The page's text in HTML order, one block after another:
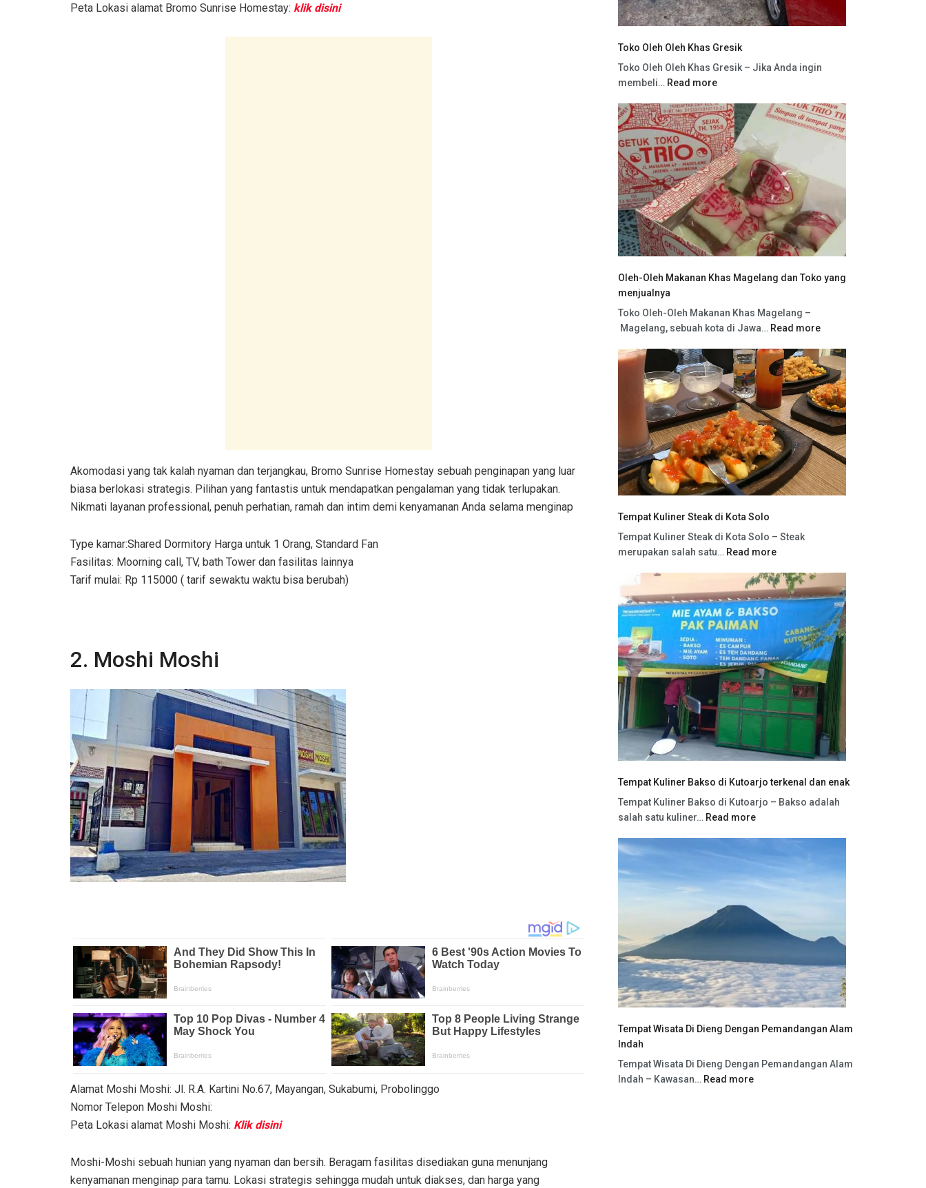
Peta Lokasi alamat Bromo Sunrise Homestay: klik disini
Akomodasi yang tak kalah nyaman dan terjangkau, Bromo Sunrise Homestay sebuah penginapan yang luar
biasa berlokasi strategis. Pilihan yang fantastis untuk mendapatkan pengalaman yang tidak terlupakan.
Nikmati layanan professional, penuh perhatian, ramah dan intim demi kenyamanan Anda selama menginap
Type kamar:Shared Dormitory Harga untuk 1 Orang, Standard Fan
Fasilitas: Moorning call, TV, bath Tower dan fasilitas lainnya
Tarif mulai: Rp 115000 ( tarif sewaktu waktu bisa berubah)
2. Moshi Moshi
Alamat Moshi Moshi: Jl. R.A. Kartini No.67, Mayangan, Sukabumi, Probolinggo
Nomor Telepon Moshi Moshi:
Peta Lokasi alamat Moshi Moshi: Klik disini
Moshi-Moshi sebuah hunian yang nyaman dan bersih. Beragam fasilitas disediakan guna menunjang
kenyamanan menginap para tamu. Lokasi strategis sehingga mudah untuk diakses, dan harga yang
Toko Oleh Oleh Khas Gresik
Toko Oleh Oleh Khas Gresik – Jika Anda ingin
membeli… Read more
Oleh-Oleh Makanan Khas Magelang dan Toko yang
menjualnya
Toko Oleh-Oleh Makanan Khas Magelang –
Magelang, sebuah kota di Jawa… Read more
Tempat Kuliner Steak di Kota Solo
Tempat Kuliner Steak di Kota Solo – Steak
merupakan salah satu… Read more
Tempat Kuliner Bakso di Kutoarjo terkenal dan enak
Tempat Kuliner Bakso di Kutoarjo – Bakso adalah
salah satu kuliner… Read more
Tempat Wisata Di Dieng Dengan Pemandangan Alam
Indah
Tempat Wisata Di Dieng Dengan Pemandangan Alam
Indah – Kawasan… Read more